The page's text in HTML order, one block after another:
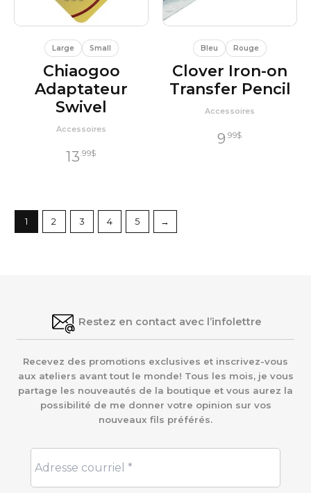
Large Small
Chiaogoo
Adaptateur
Swivel
Accessoires
13.99$
Bleu Rouge
Clover Iron-on
Transfer Pencil
Accessoires
9 .99$
1 2 3 4 5 →
Restez en contact avec l’infolettre
Recevez des promotions exclusives et inscrivez-vous
aux ateliers avant tout le monde! Tous les mois, je vous
partage les nouveautés de la boutique et vous aurez la
possibilité de me donner votre opinion sur vos
nouveaux fils préférés.